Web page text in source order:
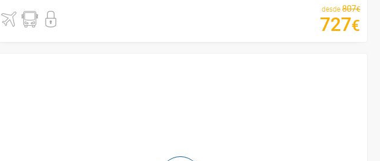
desde 807€
727€